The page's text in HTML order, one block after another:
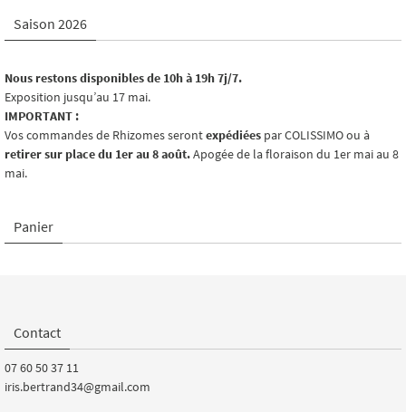
Saison 2026
Nous restons disponibles de 10h à 19h 7j/7.
Exposition jusqu’au 17 mai.
IMPORTANT :
Vos commandes de Rhizomes serontexpédiées par COLISSIMO ou à
retirer sur place du 1er au 8 août.Apogée de la floraison du 1er mai au 8
mai.
Panier
Contact
07 60 50 37 11
iris.bertrand34@gmail.com